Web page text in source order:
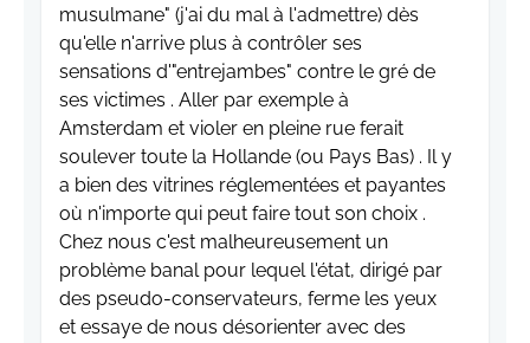
musulmane" (j'ai du mal à l'admettre) dès
qu'elle n'arrive plus à contrôler ses
sensations d'"entrejambes" contre le gré de
ses victimes . Aller par exemple à
Amsterdam et violer en pleine rue ferait
soulever toute la Hollande (ou Pays Bas) . Il y
a bien des vitrines réglementées et payantes
où n'importe qui peut faire tout son choix .
Chez nous c'est malheureusement un
problème banal pour lequel l'état, dirigé par
des pseudo-conservateurs, ferme les yeux
et essaye de nous désorienter avec des